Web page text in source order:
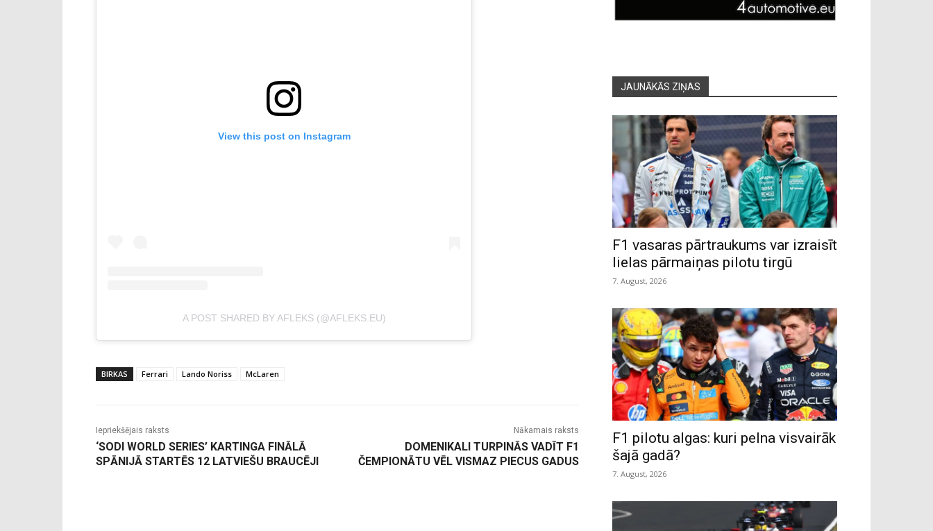
-
View this post on Instagram
A POST SHARED BY AFLEKS (@AFLEKS.EU)
BIRKAS Ferrari Lando Noriss McLaren
Iepriekšējais raksts
‘SODI WORLD SERIES’ KARTINGA FINĀLĀ
SPĀNIJĀ STARTĒS 12 LATVIEŠU BRAUCĒJI
Nākamais raksts
DOMENIKALI TURPINĀS VADĪT F1
ČEMPIONĀTU VĒL VISMAZ PIECUS GADUS
JAUNĀKĀS ZIŅAS
F1 vasaras pārtraukums var izraisīt
lielas pārmaiņas pilotu tirgū
7. August, 2026
F1 pilotu algas: kuri pelna visvairāk
šajā gadā?
7. August, 2026